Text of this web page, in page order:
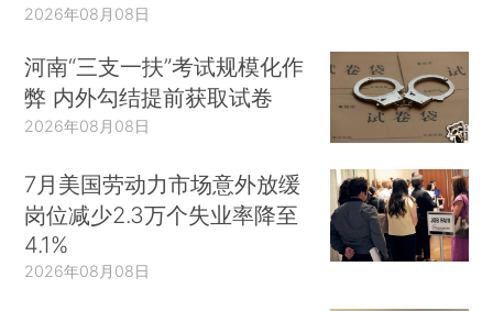
2026年08月08日
河南“三支一扶”考试规模化作
弊 内外勾结提前获取试卷
2026年08月08日
7月美国劳动力市场意外放缓
岗位减少2.3万个失业率降至
4.1%
2026年08月08日